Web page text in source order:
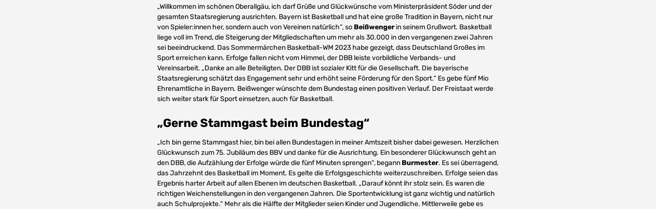
„Willkommen im schönen Oberallgäu, ich darf Grüße und Glückwünsche vom Ministerpräsident Söder und der
gesamten Staatsregierung ausrichten. Bayern ist Basketball und hat eine große Tradition in Bayern, nicht nur
von Spieler:innen her, sondern auch von Vereinen natürlich“, so Beißwengerin seinem Grußwort. Basketball
liege voll im Trend, die Steigerung der Mitgliedschaften um mehr als 30.000 in den vergangenen zwei Jahren
sei beeindruckend. Das Sommermärchen Basketball-WM 2023 habe gezeigt, dass Deutschland Großes im
Sport erreichen kann. Erfolge fallen nicht vom Himmel, der DBB leiste vorbildliche Verbands- und
Vereinsarbeit. „Danke an alle Beteiligten. Der DBB ist sozialer Kitt für die Gesellschaft. Die bayerische
Staatsregierung schätzt das Engagement sehr und erhöht seine Förderung für den Sport.“ Es gebe fünf Mio
Ehrenamtliche in Bayern. Beißwenger wünschte dem Bundestag einen positiven Verlauf. Der Freistaat werde
sich weiter stark für Sport einsetzen, auch für Basketball.
„Gerne Stammgast beim Bundestag“
„Ich bin gerne Stammgast hier, bin bei allen Bundestagen in meiner Amtszeit bisher dabei gewesen. Herzlichen
Glückwunsch zum 75. Jubiläum des BBV und danke für die Ausrichtung. Ein besonderer Glückwunsch geht an
den DBB, die Aufzählung der Erfolge würde die fünf Minuten sprengen“, begann Burmester. Es sei überragend,
das Jahrzehnt des Basketball im Moment. Es gelte die Erfolgsgeschichte weiterzuschreiben. Erfolge seien das
Ergebnis harter Arbeit auf allen Ebenen im deutschen Basketball. „Darauf könnt ihr stolz sein. Es waren die
richtigen Weichenstellungen in den vergangenen Jahren. Die Sportentwicklung ist ganz wichtig und natürlich
auch Schulprojekte.“ Mehr als die Hälfte der Mitglieder seien Kinder und Jugendliche. Mittlerweile gebe es